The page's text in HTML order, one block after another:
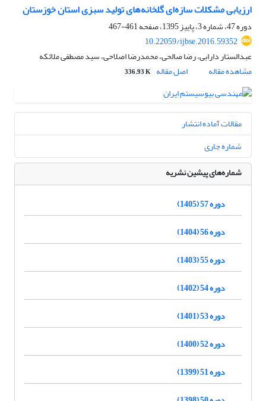
ارزیابی مشکلات سازه‌ای گلخانه‌های تولید سبزی استان خوزستان
دوره 47، شماره 3، پاییز 1395، صفحه
461-467
10.22059/ijbse.2016.59352
عبدالستار دارابی، رضا صالحی، محمدرضا اصلاحی، سید مصطفی ملائکه
مشاهده مقاله
اصل مقاله 336.93 K
مقالات آماده انتشار
شماره جاری
شماره‌های پیشین نشریه
دوره 57 (1405)
دوره 56 (1404)
دوره 55 (1403)
دوره 54 (1402)
دوره 53 (1401)
دوره 52 (1400)
دوره 51 (1399)